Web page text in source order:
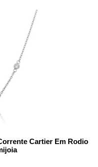
Cartier Em Rodio